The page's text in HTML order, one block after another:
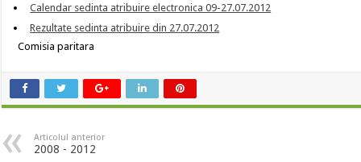
Calendar sedinta atribuire electronica 09-27.07.2012
Rezultate sedinta atribuire din 27.07.2012
Comisia paritara
Articolul anterior
2008 - 2012